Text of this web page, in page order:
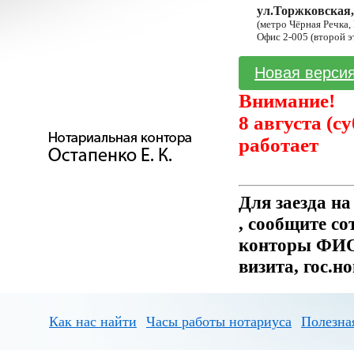
(метро Чёрная
Офис 2-005 (второй
Новая
Внимание!
8 августа
работает
Для заезда
, сообщите
конторы ФИО
визита,
Как нас найти Часы работы нотариуса